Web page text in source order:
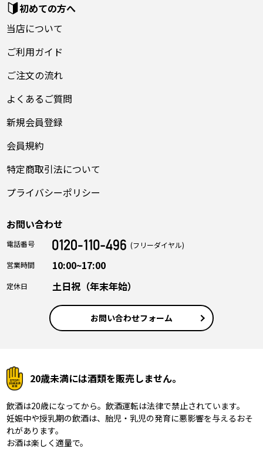
初めての方へ
当店について
ご利用ガイド
ご注文の流れ
よくあるご質問
新規会員登録
会員規約
特定商取引法について
プライバシーポリシー
お問い合わせ
電話番号
(フリーダイヤル)
営業時間
10:00~17:00
定休日 土日祝（年末年始）
お問い合わせフォーム
20歳未満には酒類を販売しません。
飲酒は20歳になってから。飲酒運転は法律で禁止されています。
妊娠中や授乳期の飲酒は、胎児・乳児の発育に悪影響を与えるおそ
れがあります。
お酒は楽しく適量で。